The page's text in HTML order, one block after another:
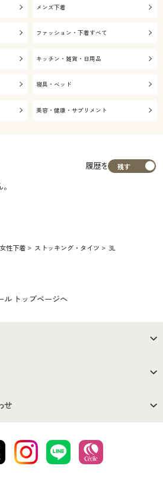
メンズ下着
ファッション・下着すべて
キッチン・雑貨・日用品
寝具・ベッド
美容・健康・サプリメント
履歴を
女性下着 ストッキング・タイツ 3L
ル トップページへ
会社案内
せ
お支払は